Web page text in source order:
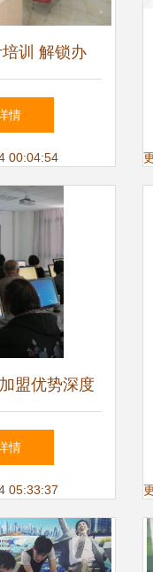
训 解锁办
计新技能，
走向职业新
情
00:04:54
盟优势深度
教育新未来
情
05:33:37